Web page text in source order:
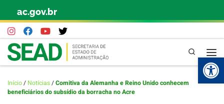
Skip to content
ac.gov.br
Pesquisa
Início/ Notícias/Comitiva da Alemanha e Reino Unido conhecem
beneficiários do subsídio da borracha no Acre